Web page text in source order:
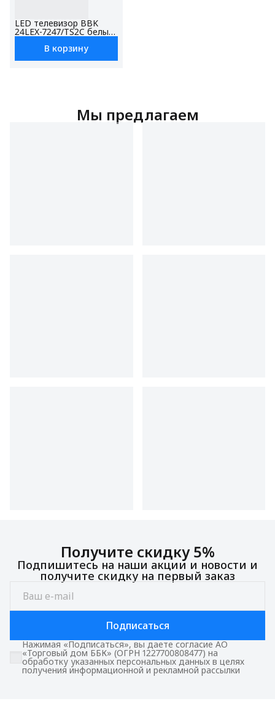
LED телевизор BBK
24LEX-7247/TS2C белый,
В корзину
Мы предлагаем
Получите скидку 5%
Подпишитесь на наши акции и новости и
получите скидку на первый заказ
Подписаться
Нажимая «Подписаться», вы даете согласие АО
«Торговый дом ББК» (ОГРН 1227700808477) на
обработку указанных персональных данных в целях
получения информационной и рекламной рассылки